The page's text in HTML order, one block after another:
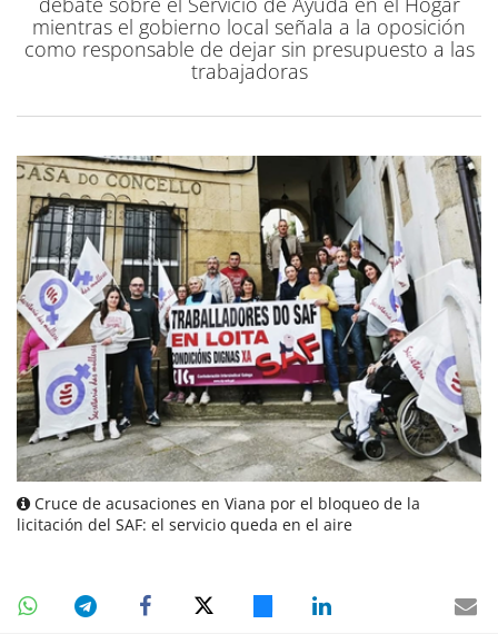
mientras el gobierno local señala a la oposición
como responsable de dejar sin presupuesto a las
trabajadoras
Cruce de acusaciones en Viana por el bloqueo de la
licitación del SAF: el servicio queda en el aire